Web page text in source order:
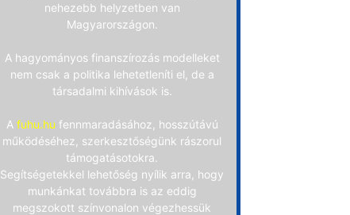
nehezebb helyzetben van
Magyarországon.
A hagyományos finanszírozás modelleket
nem csak a politika lehetetleníti el, de a
társadalmi kihívások is.
A fuhu.hu fennmaradásához, hosszútávú
működéséhez, szerkesztőségünk rászorul
támogatásotokra.
Segítségetekkel lehetőség nyílik arra, hogy
munkánkat továbbra is az eddig
megszokott színvonalon végezhessük